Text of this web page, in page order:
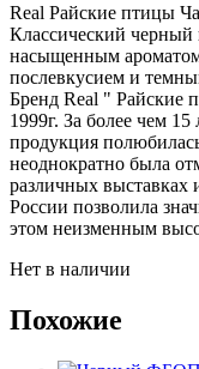
Real Райские птицы
Классический
насыщенным
послевкусием и
Бренд Real " Райские
1999г. За более чем
продукция
неоднократно была
различных выставках
России позволила
этом неизменным
Нет в наличии
Похожие